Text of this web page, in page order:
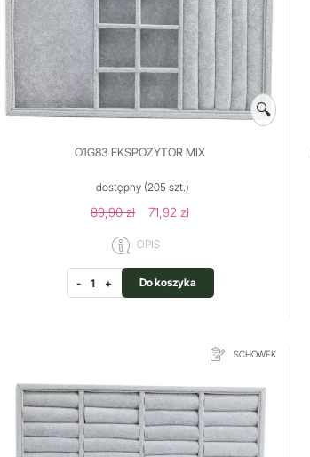
🔍
O1G83 EKSPOZYTOR MIX
dostępny(205 szt.)
89,90 zł 71,92 zł
OPIS
- + Do koszyka
SCHOWEK